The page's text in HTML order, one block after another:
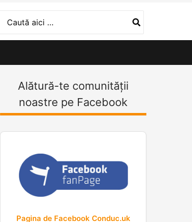
for:
Alătură-te comunității
noastre pe Facebook
Pagina de Facebook Conduc.uk